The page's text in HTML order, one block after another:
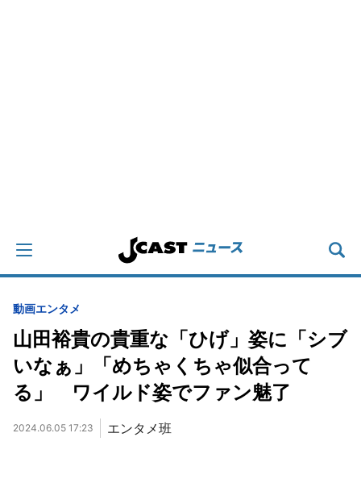
動画エンタメ
山田裕貴の貴重な「ひげ」姿に「シブ
いなぁ」「めちゃくちゃ似合って
る」 ワイルド姿でファン魅了
2024.06.05 17:23 エンタメ班